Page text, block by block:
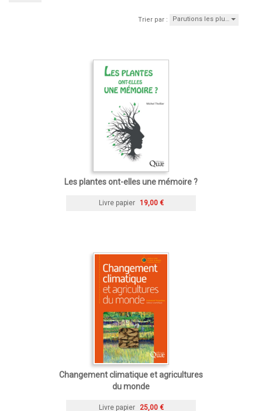
Trier par : Parutions les plu…
Les plantes ont-elles une mémoire ?
Livre papier 19,00 €
Changement climatique et agricultures
du monde
Livre papier 25,00 €